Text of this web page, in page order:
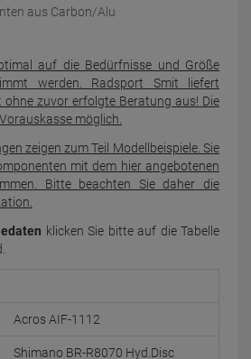
aus Carbon/Alu
auf die Bedürfnisse und Größe
werden. Radsport Smit liefert
zuvor erfolgte Beratung aus! Die
möglich.
zeigen zum Teil Modellbeispiele. Sie
mit dem hier angebotenen
Bitte beachten Sie daher die
klicken Sie bitte auf die Tabelle
Acros AIF-1112
Shimano BR-R8070 Hyd.Disc